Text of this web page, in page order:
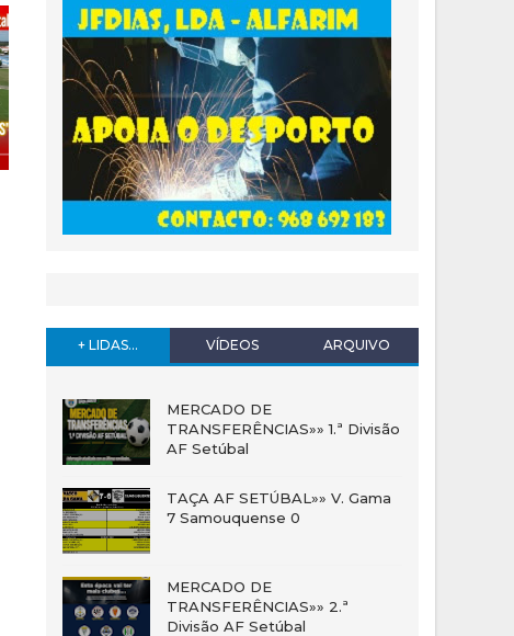
+ LIDAS... VÍDEOS ARQUIVO
MERCADO DE
TRANSFERÊNCIAS»» 1.ª Divisão
AF Setúbal
TAÇA AF SETÚBAL»» V. Gama
7 Samouquense 0
MERCADO DE
TRANSFERÊNCIAS»» 2.ª
Divisão AF Setúbal